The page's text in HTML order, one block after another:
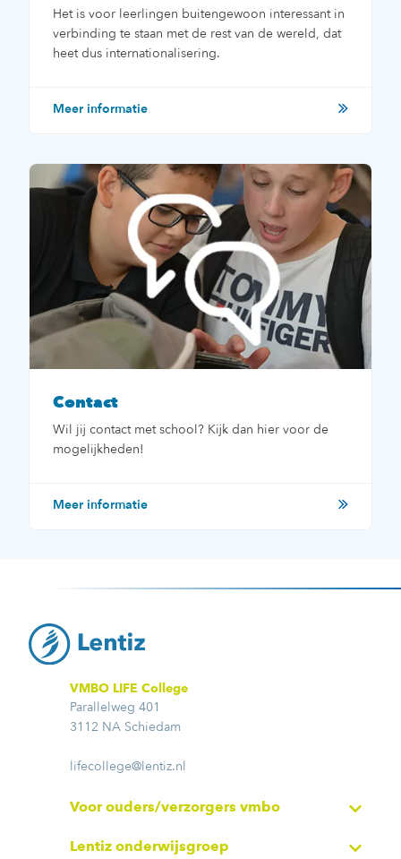
Het is voor leerlingen buitengewoon interessant in
verbinding te staan met de rest van de wereld, dat
heet dus internationalisering.
Meer informatie
Contact
Wil jij contact met school? Kijk dan hier voor de
mogelijkheden!
Meer informatie
VMBO LIFE College
Parallelweg 401
3112 NA Schiedam
lifecollege@lentiz.nl
Voor ouders/verzorgers vmbo
Lentiz onderwijsgroep